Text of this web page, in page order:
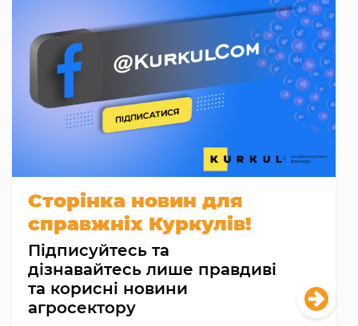
Сторінка новин для
справжніх Куркулів!
Підписуйтесь та
дізнавайтесь лише правдиві
та корисні новини
агросектору